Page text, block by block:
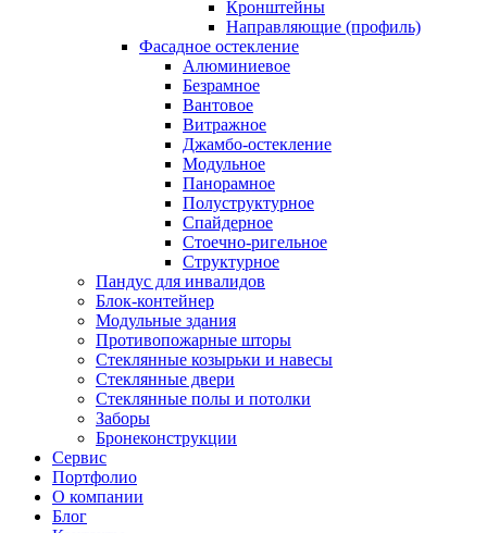
Кронштейны
Направляющие (профиль)
Фасадное остекление
Алюминиевое
Безрамное
Вантовое
Витражное
Джамбо-остекление
Модульное
Панорамное
Полуструктурное
Спайдерное
Стоечно-ригельное
Структурное
Пандус для инвалидов
Блок-контейнер
Модульные здания
Противопожарные шторы
Стеклянные козырьки и навесы
Стеклянные двери
Стеклянные полы и потолки
Заборы
Бронеконструкции
Сервис
Портфолио
О компании
Блог